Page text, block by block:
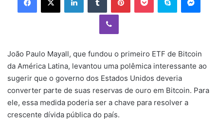
Viber
João Paulo Mayall, que fundou o primeiro ETF de Bitcoin
da América Latina, levantou uma polêmica interessante ao
sugerir que o governo dos Estados Unidos deveria
converter parte de suas reservas de ouro em Bitcoin. Para
ele, essa medida poderia ser a chave para resolver a
crescente dívida pública do país.